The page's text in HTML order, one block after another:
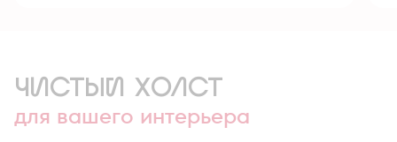
ЧИСТЫЙ ХОЛСТ
для вашего интерьера